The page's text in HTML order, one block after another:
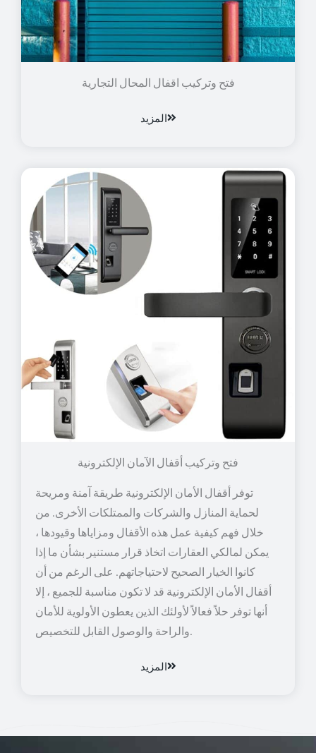
فتح وتركيب اقفال المحال التجارية
المزيد
توفر أقفال الأمان الإلكترونية طريقة آمنة ومريحة
لحماية المنازل والشركات والممتلكات الأخرى. من
خلال فهم كيفية عمل هذه الأقفال ومزاياها وقيودها ،
يمكن لمالكي العقارات اتخاذ قرار مستنير بشأن ما إذا
كانوا الخيار الصحيح لاحتياجاتهم. على الرغم من أن
أقفال الأمان الإلكترونية قد لا تكون مناسبة للجميع ، إلا
أنها توفر حلاً فعالاً لأولئك الذين يعطون الأولوية للأمان
والراحة والوصول القابل للتخصيص.
المزيد